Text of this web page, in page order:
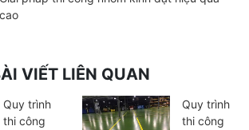
cao
VIẾT LIÊN QUAN
Quy trình
thi công
Quy trình
thi công